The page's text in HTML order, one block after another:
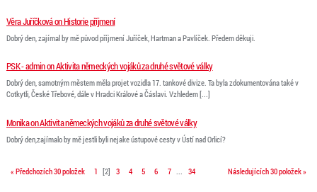
Věra Juříčková on Historie příjmení
Dobrý den, zajímal by mě původ příjmení Juříček, Hartman a Pavlíček. Předem děkuji.
PSK - admin on Aktivita německých vojáků za druhé světové války
Dobrý den, samotným městem měla projet vozidla 17. tankové divize. Ta byla zdokumentována také v
Cotkytli, České Třebové, dále v Hradci Králové a Čáslavi. Vzhledem [...]
Monika on Aktivita německých vojáků za druhé světové války
Dobrý den,zajímalo by mě jestli byli nejake ústupové cesty v Ústí nad Orlicí?
« Předchozích 30 položek Následujících 30 položek »
1 [2] 3 4 5 6 7 ... 34